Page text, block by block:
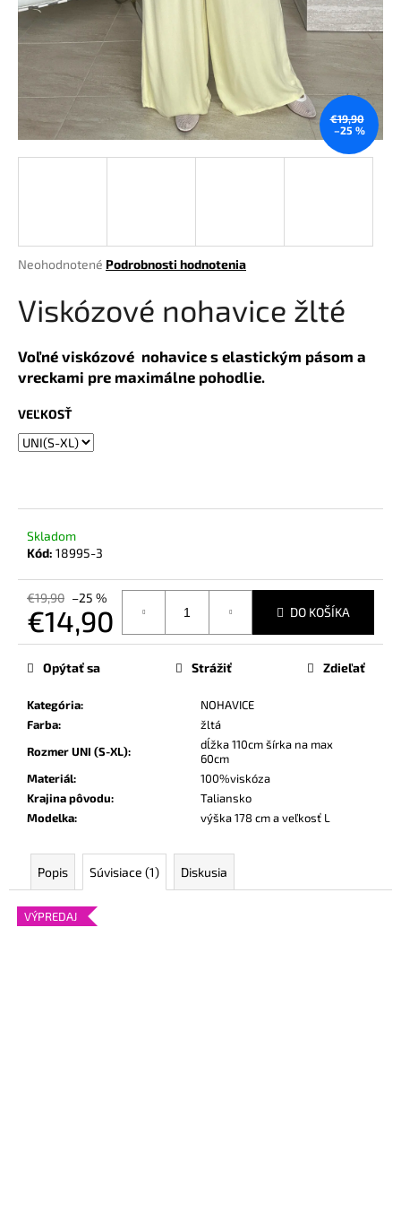
Priemerné
produktu
je
z
5
hviezdičiek.
Neohodnotené Podrobnosti hodnotenia
Viskózové nohavice žlté
Voľné viskózové nohavice s elastickým pásom a
vreckami pre maximálne pohodlie.
VEĽKOSŤ
Skladom
Kód: 18995-3
€19,90 –25 %
€14,90
Jednotková
DO KOŠÍKA
Kategória:
NOHAVICE
Farba:
žltá
Rozmer UNI (S-XL):
dĺžka 110cm šírka na max
60cm
Materiál:
100%viskóza
Krajina pôvodu:
Taliansko
Modelka: výška 178 cm a veľkosť L
Opýtať sa Strážiť Zdieľať
€19,90
–25 %
Popis Súvisiace (1) Diskusia
VÝPREDAJ
á
j
ť
d
p
o
r
ú
č
a
m